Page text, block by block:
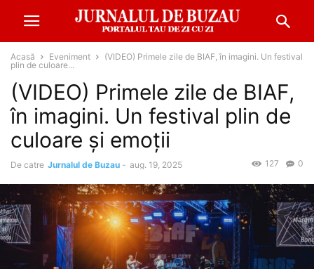
Acasă Eveniment
(VIDEO) Primele zile de BIAF, în imagini. Un festival
plin de culoare...
(VIDEO) Primele zile de BIAF,
în imagini. Un festival plin de
culoare și emoții
De catre Jurnalul de Buzau - aug. 19, 2025 0
127